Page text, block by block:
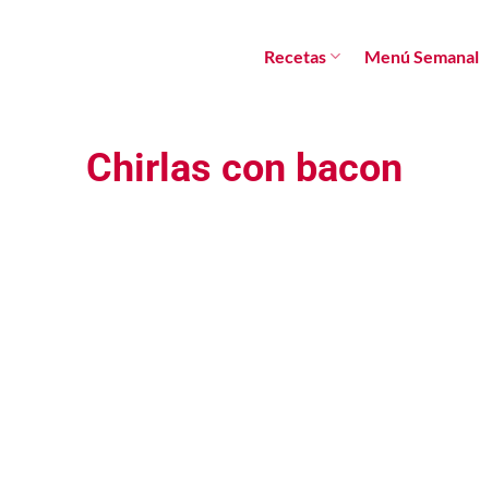
Recetas Menú Semanal
Chirlas con bacon